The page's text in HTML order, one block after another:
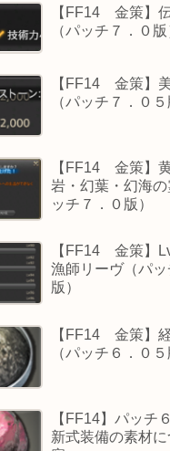
【FF14 金策】
（パッチ７．０版
【FF14 金策】
（パッチ７．０５
【FF14 金策】
岩・幻葉・幻海
ッチ７．０版）
【FF14 金策】
漁師リーヴ（パッ
版）
【FF14 金策】
（パッチ６．０５
【FF14】パッチ
新式装備の素材